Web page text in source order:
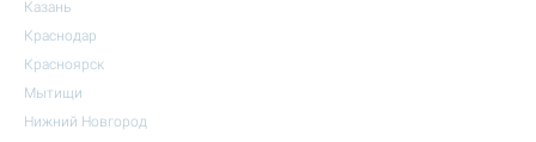
Казань
Краснодар
Красноярск
Мытищи
Нижний Новгород